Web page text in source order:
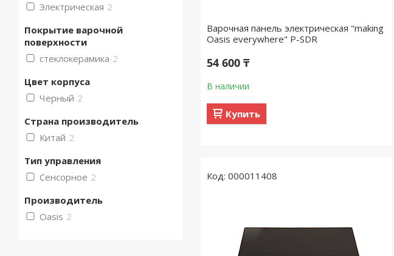
Варочная панель электрическая "making
Oasis everywhere" P-SDR
54 600 ₸
В наличии
Купить
000011408
Электрическая 2
Покрытие варочной
поверхности
стеклокерамика 2
Цвет корпуса
Черный 2
Страна производитель
Китай 2
Тип управления
Сенсорное 2
Производитель
Oasis 2